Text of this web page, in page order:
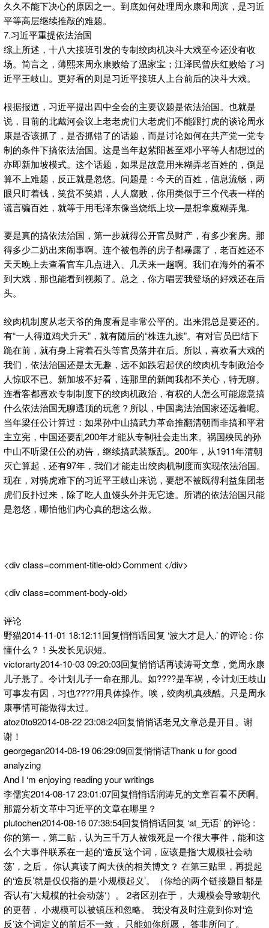
久久不能下决心的原因之一。到底如何处理周永康和周滨，是习近
平等高层继续推敲的难题。
7.习近平重提依法治国
综上所述，十八大接班引发的专制绞肉机决斗大戏至今还没有收
场。简言之，薄熙来周永康败给了温家宝；江泽民曾庆红败给了习
近平王岐山。更好看的则是习近平接班人上台前后的决斗大戏。
根据报道，习近平提出四中全会的主要议题是依法治国。也就是
说，目前的北戴河会议上老老虎们大老虎们不能跟打虎的谈论周永
康是否该抓了，是否抓错了的话题，而是讨论如何在共产党一党专
制的条件下搞依法治国。这是当年赵紫阳甚至邓小平等人都想过的
亦即新加坡模式。这个话题，如果是故意用来糊弄老百姓的，倒是
算不上难题，反正就是忽悠。问题是：今天的百姓，信息流畅，两
眼只盯着钱，笑贫不笑娼，人人腐败，你用类似于三个代表一样的
谎言骗百姓，就等于用毛泽东像当烧纸上坟—是想拿魔糊弄鬼.
要是真的搞依法治国，第一步就得公开官员财产，有多少套房。那
得多少二奶出来闹事啊。连个被包养的房子都暴露了，老百姓还不
天天晚上去查看官车几点进入、几天来一趟啊。我们在海外的看不
到大戏，那也能看到视频了。总之，你方唱罢我登场的好戏还在后
头。
绞肉机制度从老天爷的角度看是非常公平的。出来混总是要还的。
有“一人得道鸡犬升天”，就有随后的“株连九族”。有对官员巴结下
跪在前，就有身上背着石头等官员落井在后。所以，喜欢看大戏的
我们，依法治国还是太无趣，远不如跌宕起伏的绞肉机专制政治令
人惊叹不已。新加坡不好看，连那里的新闻我都不关心，特无聊。
连看客都喜欢专制制度下的绞肉机政治，有权的人怎么可能愿意搞
什么依法治国无聊透顶的玩意？所以，中国离法治国家还远着呢。
当年梁任公计算过：如果孙中山搞武力革命推翻清朝而非搞和平君
主立宪，中国还要乱200年才能从专制社会走出来。祸国殃民的孙
中山不听梁任公的劝告，继续搞武装叛乱。200年，从1911年清朝
灭亡算起，还有97年，我们才能走出绞肉机制度而实现依法治国。
现在，对骑虎难下的习近平王岐山来说，要想不被既得利益集团老
虎们反扑过来，除了吃人血馒头外并无它途。所谓的依法治国只能
是忽悠，哪怕他们内心真的想这么做。
<div class=comment-title-old>Comment </div>
<div class=comment-body-old>
评论
野猫2014-11-01 18:12:11回复悄悄话回复 ‘波大才是人.’ 的评论 : 你
懂什么？！头发长见识短。
victorarty2014-10-03 09:20:03回复悄悄话再读涛哥文章，觉周永康
儿子悬了。令计划儿子一命在那儿。如????是车祸，令计划王歧山
可事发有因，习也????用具体操作。唉，绞肉机真残酷。只是周永
康事情可能做得太过。
atoz0to92014-08-22 23:08:24回复悄悄话老兄文章总是开目。谢
谢！
georgegan2014-08-19 06:29:09回复悄悄话Thank u for good
analyzing
And I ‘m enjoying reading your writings
李儒宾2014-08-17 23:01:07回复悄悄话润涛兄的文章百看不厌啊。
那篇分析文革中习近平的文章在哪里？
plutochen2014-08-16 07:38:54回复悄悄话回复 ‘at_无语’ 的评论 :
你的第一，第二贴，认为三千万人被饿死是一个很大事件，能和这
么个大事件联系在一起的‘造反’这个词，应该是指‘大规模社会动
荡’，之后， 你认真读了阎大侠的相关博文？ 在第三贴里，再提起
的‘造反’就是仅仅指的是‘小规模起义’。（你给的两个链接题目都是
否认有’大规模的社会动荡‘）。 2者区别在于， 大规模会导致朝代
的更替， 小规模可以被镇压和忽略。 我没有及时注意到你对‘造
反’这个词定义的前后不一致， 只能如你所愿， 答非所问了。